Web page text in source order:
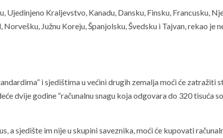
Ujedinjeno Kraljevstvo, Kanadu, Dansku, Finsku, Francusku,
Južnu Koreju, Španjolsku, Švedsku i Tajvan, rekao je
i sjedištima u većini drugih zemalja moći će zatražiti
dvije godine “računalnu snagu koja odgovara do 320 tisuća
a sjedište im nije u skupini saveznika, moći će kupovati